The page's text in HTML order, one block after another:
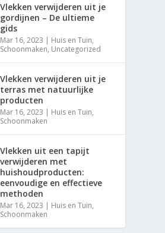
Vlekken verwijderen uit je
gordijnen – De ultieme
gids
Mar 16, 2023 | Huis en Tuin,
Schoonmaken, Uncategorized
Vlekken verwijderen uit je
terras met natuurlijke
producten
Mar 16, 2023 | Huis en Tuin,
Schoonmaken
Vlekken uit een tapijt
verwijderen met
huishoudproducten:
eenvoudige en effectieve
methoden
Mar 16, 2023 | Huis en Tuin,
Schoonmaken